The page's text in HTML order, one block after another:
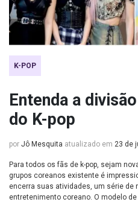
K-POP
Entenda a
do K-pop
por Jô Mesquita atualizado em 23 de
Para todos os fãs de k-pop, sejam
grupos coreanos existente é
encerra suas atividades, um série de
entretenimento coreano. O modelo